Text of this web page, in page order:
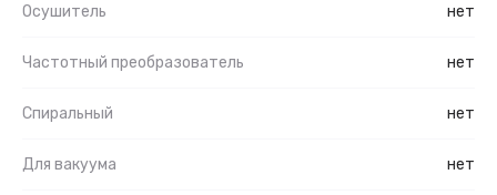
Осушитель нет
Частотный преобразователь нет
Спиральный нет
Для вакуума нет